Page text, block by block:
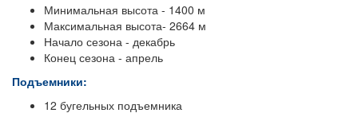
Минимальная высота - 1400 м
Максимальная высота- 2664 м
Начало сезона - декабрь
Конец сезона - апрель
Подъемники:
12 бугельных подъемника